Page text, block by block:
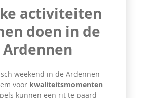
activiteiten
doen in de
Ardennen
weekend in de Ardennen
voor kwaliteitsmomenten
kunnen een rit te paard